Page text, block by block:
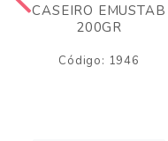
CASEIRO EMUSTAB
200GR
Código: 1946